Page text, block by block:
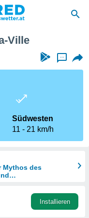
Ville
...
Südwesten
11
21 km/h
Mythos des
Installieren